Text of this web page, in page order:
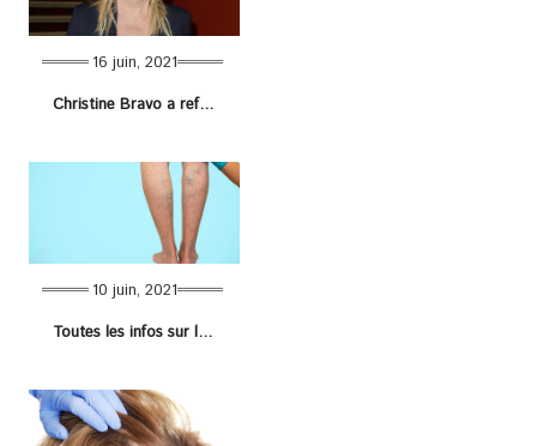
16 juin, 2021
Christine Bravo a refusé une opération esthétique gratuite !
10 juin, 2021
Toutes les infos sur les varices : causes, symptômes et traitements